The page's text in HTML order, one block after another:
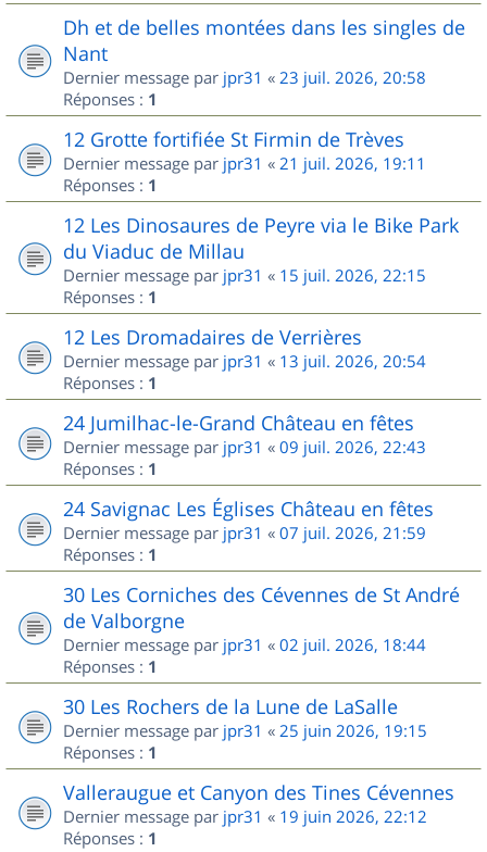
Dh et de belles montées dans les singles de
Nant
Dernier message par jpr31 « 23 juil. 2026, 20:58
Réponses : 1
12 Grotte fortifiée St Firmin de Trèves
Dernier message par jpr31 « 21 juil. 2026, 19:11
Réponses : 1
12 Les Dinosaures de Peyre via le Bike Park
du Viaduc de Millau
Dernier message par jpr31 « 15 juil. 2026, 22:15
Réponses : 1
12 Les Dromadaires de Verrières
Dernier message par jpr31 « 13 juil. 2026, 20:54
Réponses : 1
24 Jumilhac-le-Grand Château en fêtes
Dernier message par jpr31 « 09 juil. 2026, 22:43
Réponses : 1
24 Savignac Les Églises Château en fêtes
Dernier message par jpr31 « 07 juil. 2026, 21:59
Réponses : 1
30 Les Corniches des Cévennes de St André
de Valborgne
Dernier message par jpr31 « 02 juil. 2026, 18:44
Réponses : 1
30 Les Rochers de la Lune de LaSalle
Dernier message par jpr31 « 25 juin 2026, 19:15
Réponses : 1
Valleraugue et Canyon des Tines Cévennes
Dernier message par jpr31 « 19 juin 2026, 22:12
Réponses : 1